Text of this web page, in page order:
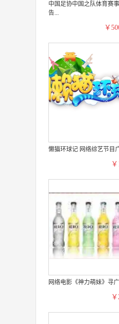
中国足协中国之队体育赛
告...
￥
懒猫环球记 网络综艺节目
网络电影《神力萌妹》寻